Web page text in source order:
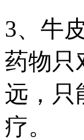
3、牛
药物只
远，只
疗。